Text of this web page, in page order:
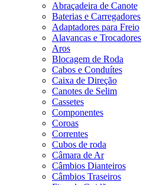
Abraçadeira de Canote
Baterias e Carregadores
Adaptadores para Freio
Alavancas e Trocadores
Aros
Blocagem de Roda
Cabos e Conduítes
Caixa de Direção
Canotes de Selim
Cassetes
Componentes
Coroas
Correntes
Cubos de roda
Câmara de Ar
Câmbios Dianteiros
Câmbios Traseiros